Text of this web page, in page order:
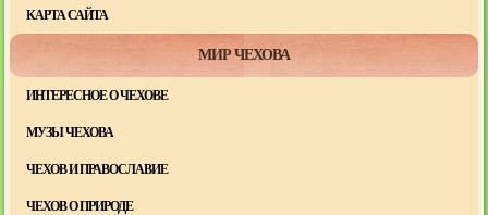
КАРТА САЙТА
МИР ЧЕХОВА
ИНТЕРЕСНОЕ О ЧЕХОВЕ
МУЗЫ ЧЕХОВА
ЧЕХОВ И ПРАВОСЛАВИЕ
ЧЕХОВ О ПРИРОДЕ